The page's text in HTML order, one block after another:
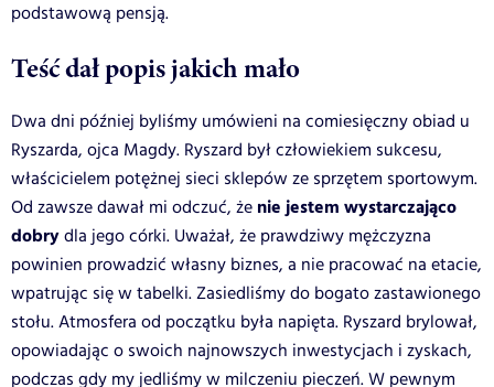
podstawową pensją.
Teść dał popis jakich mało
Dwa dni później byliśmy umówieni na comiesięczny obiad u
Ryszarda, ojca Magdy. Ryszard był człowiekiem sukcesu,
właścicielem potężnej sieci sklepów ze sprzętem sportowym.
Od zawsze dawał mi odczuć, że nie jestem wystarczająco
dobrydla jego córki. Uważał, że prawdziwy mężczyzna
powinien prowadzić własny biznes, a nie pracować na etacie,
wpatrując się w tabelki. Zasiedliśmy do bogato zastawionego
stołu. Atmosfera od początku była napięta. Ryszard brylował,
opowiadając o swoich najnowszych inwestycjach i zyskach,
podczas gdy my jedliśmy w milczeniu pieczeń. W pewnym